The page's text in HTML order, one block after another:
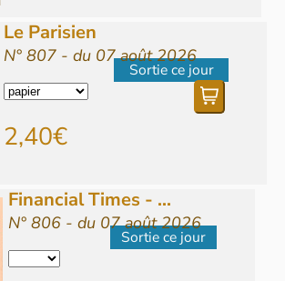
Sortie ce jour
Le Parisien
N° 807 - du 07 août 2026
2,40€
Sortie ce jour
Financial Times - ...
N° 806 - du 07 août 2026